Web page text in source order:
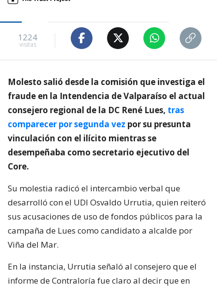
1224
visitas
Molesto salió desde la comisión que investiga el
fraude en la Intendencia de Valparaíso el actual
consejero regional de la DC René Lues, tras
comparecer por segunda vez por su presunta
vinculación con el ilícito mientras se
desempeñaba como secretario ejecutivo del
Core.
Su molestia radicó el intercambio verbal que
desarrolló con el UDI Osvaldo Urrutia, quien reiteró
sus acusaciones de uso de fondos públicos para la
campaña de Lues como candidato a alcalde por
Viña del Mar.
En la instancia, Urrutia señaló al consejero que el
informe de Contraloría fue claro al decir que en